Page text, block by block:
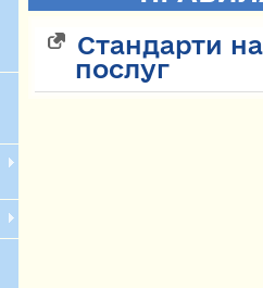
Стандарти
послуг